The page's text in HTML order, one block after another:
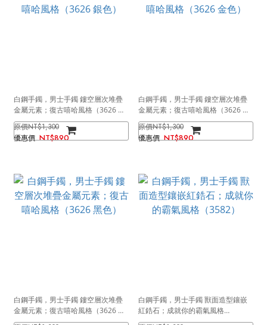
白鋼手鐲，男士手鐲 鏤空層次堆疊
金屬元素；復古嘻哈風格（3626 銀
色）
NT$1,300
NT$890
白鋼手鐲，男士手鐲 鏤空層次堆疊
金屬元素；復古嘻哈風格（3626 金
色）
NT$1,300
NT$890
白鋼手鐲，男士手鐲 鏤空層次堆疊
金屬元素；復古嘻哈風格（3626 黑
色）
白鋼手鐲，男士手鐲 獸面造型鑲嵌
紅鋯石；成就你的霸氣風格
（3582）